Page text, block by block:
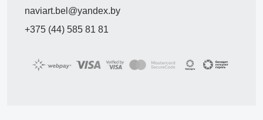
naviart.bel@yandex.by
+375 (44) 585 81 81